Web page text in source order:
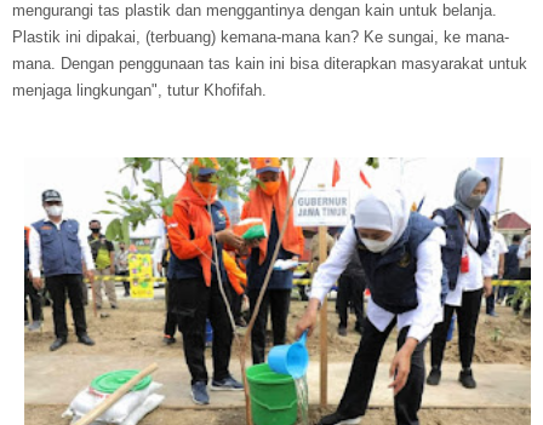
mengurangi tas plastik dan menggantinya dengan kain untuk belanja.
Plastik ini dipakai, (terbuang) kemana-mana kan? Ke sungai, ke mana-
mana. Dengan penggunaan tas kain ini bisa diterapkan masyarakat untuk
menjaga lingkungan", tutur Khofifah.